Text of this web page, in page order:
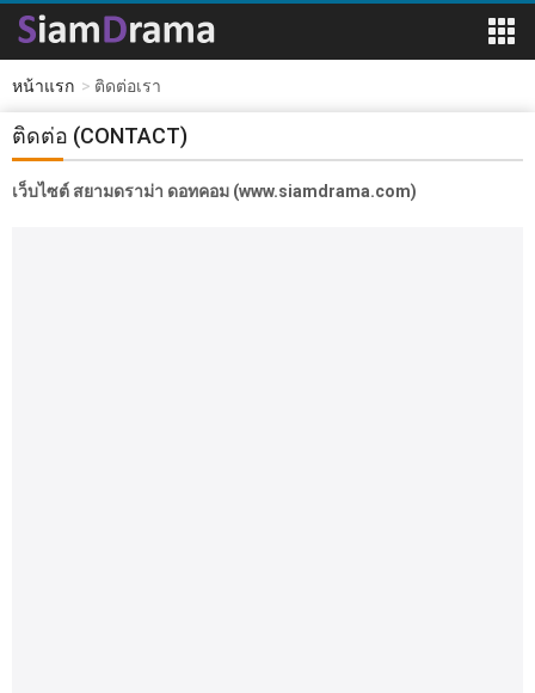
หน้าแรก ติดต่อเรา
ติดต่อ (CONTACT)
เว็บไซต์ สยามดราม่า ดอทคอม (www.siamdrama.com)